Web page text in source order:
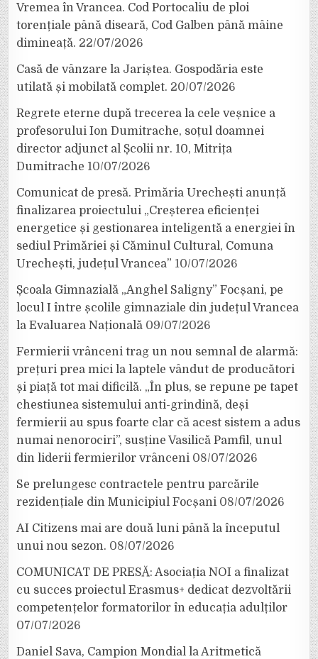
Vremea în Vrancea. Cod Portocaliu de ploi
torențiale până diseară, Cod Galben până mâine
dimineață. 22/07/2026
Casă de vânzare la Jariștea. Gospodăria este
utilată și mobilată complet. 20/07/2026
Regrete eterne după trecerea la cele veșnice a
profesorului Ion Dumitrache, soțul doamnei
director adjunct al Școlii nr. 10, Mitrița
Dumitrache 10/07/2026
Comunicat de presă. Primăria Urechești anunță
finalizarea proiectului „Creșterea eficienței
energetice și gestionarea inteligentă a energiei în
sediul Primăriei și Căminul Cultural, Comuna
Urechești, județul Vrancea” 10/07/2026
Școala Gimnazială „Anghel Saligny” Focșani, pe
locul I între școlile gimnaziale din județul Vrancea
la Evaluarea Națională 09/07/2026
Fermierii vrânceni trag un nou semnal de alarmă:
prețuri prea mici la laptele vândut de producători
și piață tot mai dificilă. „În plus, se repune pe tapet
chestiunea sistemului anti-grindină, deși
fermierii au spus foarte clar că acest sistem a adus
numai nenorociri”, susține Vasilică Pamfil, unul
din liderii fermierilor vrânceni 08/07/2026
Se prelungesc contractele pentru parcările
rezidențiale din Municipiul Focșani 08/07/2026
AI Citizens mai are două luni până la începutul
unui nou sezon. 08/07/2026
COMUNICAT DE PRESĂ: Asociația NOI a finalizat
cu succes proiectul Erasmus+ dedicat dezvoltării
competențelor formatorilor în educația adulților
07/07/2026
Daniel Sava, Campion Mondial la Aritmetică